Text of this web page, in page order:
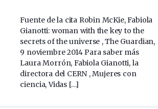
Fuente de la cita Robin McKie, Fabiola
Gianotti: woman with the key to the
secrets of the universe , The Guardian,
9 noviembre 2014 Para saber más
Laura Morrón, Fabiola Gianotti, la
directora del CERN , Mujeres con
ciencia, Vidas […]